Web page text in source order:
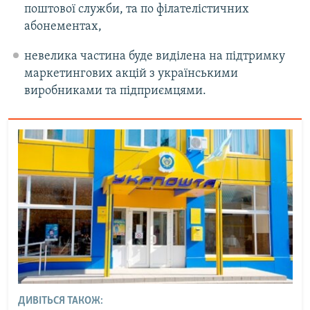
поштової служби, та по філателістичних
абонементах,
невелика частина буде виділена на підтримку
маркетингових акцій з українськими
виробниками та підприємцями.
ДИВІТЬСЯ ТАКОЖ: